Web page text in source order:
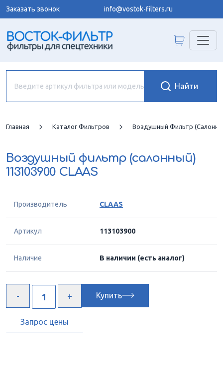
Заказать звонок info@vostok-filters.ru
Главная Каталог Фильтров Воздушный Фильтр
Воздушный фильтр (салонный)
113103900 CLAAS
Производитель CLAAS
Артикул 113103900
Наличие В наличии (есть аналог)
Купить
Запрос цены